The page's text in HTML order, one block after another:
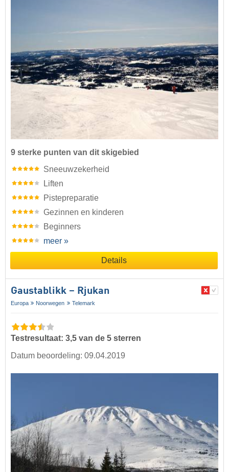
9 sterke punten van dit skigebied
Sneeuwzekerheid
Liften
Pistepreparatie
Gezinnen en kinderen
Beginners
meer »
Details
Gaustablikk – Rjukan
Europa Noorwegen Telemark
Testresultaat: 3,5 van de 5 sterren
Datum beoordeling: 09.04.2019